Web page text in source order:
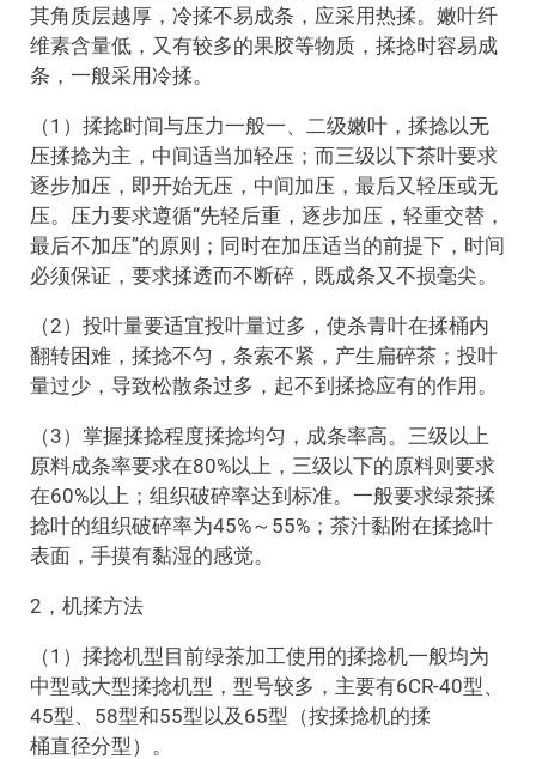
其角质层越厚，冷揉不易成条，应采用热揉。嫩叶纤
维素含量低，又有较多的果胶等物质，揉捻时容易成
条，一般采用冷揉。
（1）揉捻时间与压力一般一、二级嫩叶，揉捻以无
压揉捻为主，中间适当加轻压；而三级以下茶叶要求
逐步加压，即开始无压，中间加压，最后又轻压或无
压。压力要求遵循“先轻后重，逐步加压，轻重交替，
最后不加压”的原则；同时在加压适当的前提下，时间
必须保证，要求揉透而不断碎，既成条又不损毫尖。
（2）投叶量要适宜投叶量过多，使杀青叶在揉桶内
翻转困难，揉捻不匀，条索不紧，产生扁碎茶；投叶
量过少，导致松散条过多，起不到揉捻应有的作用。
（3）掌握揉捻程度揉捻均匀，成条率高。三级以上
原料成条率要求在80%以上，三级以下的原料则要求
在60%以上；组织破碎率达到标准。一般要求绿茶揉
捻叶的组织破碎率为45%～55%；茶汁黏附在揉捻叶
表面，手摸有黏湿的感觉。
2，机揉方法
（1）揉捻机型目前绿茶加工使用的揉捻机一般均为
中型或大型揉捻机型，型号较多，主要有6CR-40型、
45型、58型和55型以及65型（按揉捻机的揉
桶直径分型）。